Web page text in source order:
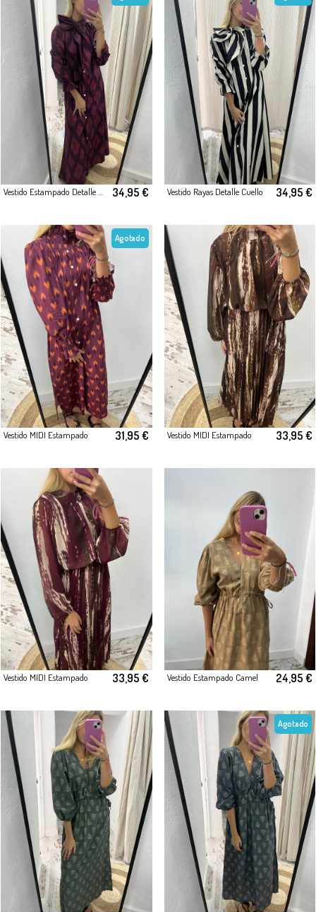
Vestido Estampado Detalle Cuello 34,95 € Vestido Rayas Detalle Cuello 34,95 €
Agotado
Vestido MIDI Estampado 31,95 € Vestido MIDI Estampado 33,95 €
Vestido MIDI Estampado 33,95 € Vestido Estampado Camel 24,95 €
Agotado